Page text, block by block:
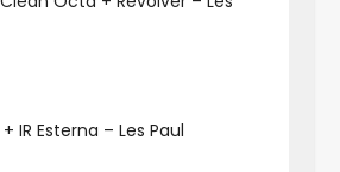
IR Esterna – Les Paul